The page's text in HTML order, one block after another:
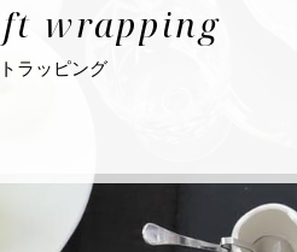
wrapping
ラッピング